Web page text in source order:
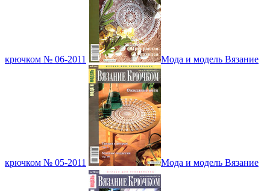
крючком № 06-2011 Мода и модель Вязание
крючком № 05-2011 Мода и модель Вязание